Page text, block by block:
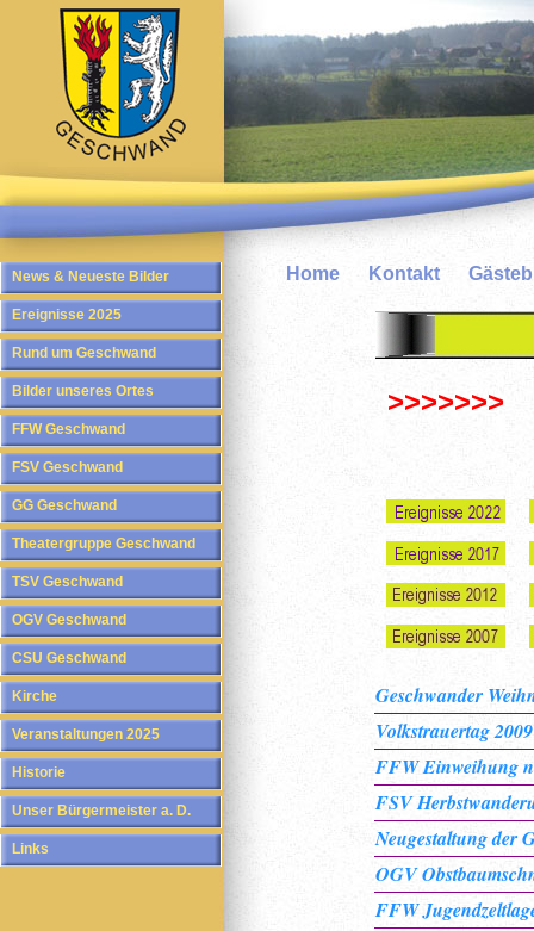
News & Neueste Bilder
Ereignisse 2025
Rund um Geschwand
Bilder unseres Ortes
FFW Geschwand
FSV Geschwand
GG Geschwand
Theatergruppe Geschwand
TSV Geschwand
OGV Geschwand
CSU Geschwand
Kirche
Veranstaltungen 2025
Historie
Unser Bürgermeister a. D.
Links
Home Kontakt
>>>>>>>
Geschwander
Volkstrauertag 2009
FFW Einweihung
FSV
Neugestaltung der
OGV
FFW